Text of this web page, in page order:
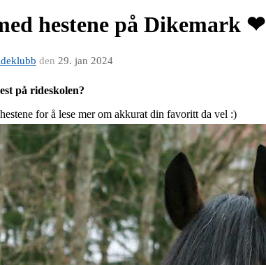
hestene på Dikemark ❤
den 29. jan 2024
på rideskolen?
for å lese mer om akkurat din favoritt da vel :)